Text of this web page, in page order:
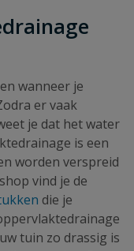
wanneer je
er vaak
je dat het water
is een
worden verspreid
vind je de
die je
tuin zo drassig is